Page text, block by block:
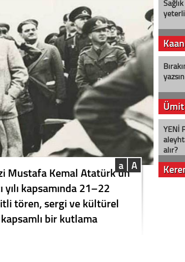
A
a
Mustafa Kemal Atatürk’ün
kapsamında 21–22
tören, sergi ve kültürel
bir kutlama
yazsın
YENİ
alır?